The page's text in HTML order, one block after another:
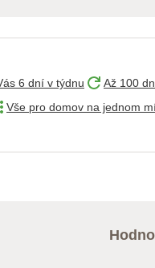
6 dní v týdnu
Až 100
Vše pro domov na jednom